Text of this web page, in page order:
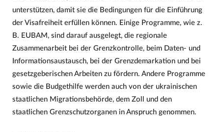
unterstützen, damit sie die Bedingungen für die Einführung
der Visafreiheit erfüllen können. Einige Programme, wie z.
B. EUBAM, sind darauf ausgelegt, die regionale
Zusammenarbeit bei der Grenzkontrolle, beim Daten- und
Informationsaustausch, bei der Grenzdemarkation und bei
gesetzgeberischen Arbeiten zu fördern. Andere Programme
sowie die Budgethilfe werden auch von der ukrainischen
staatlichen Migrationsbehörde, dem Zoll und den
staatlichen Grenzschutzorganen in Anspruch genommen.